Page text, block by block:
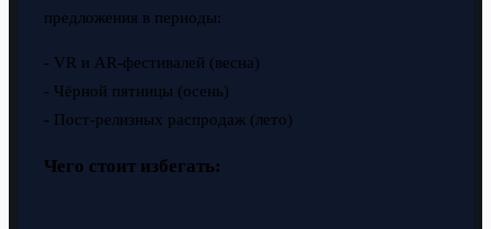
предложения в периоды:
- VR и AR-фестивалей (весна)
- Чёрной пятницы (осень)
- Пост-релизных распродаж (лето)
Чего стоит избегать: